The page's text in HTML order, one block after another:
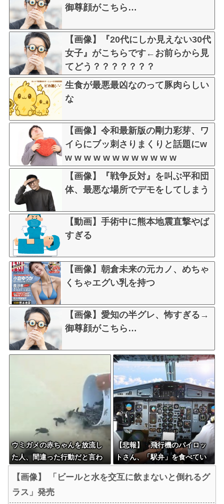
御尊顔がこちら…
【画像】『20代にしか見えない30代
女子』がこちらです←お前らから見
てどう？？？？？？？
生食が最悪最凶なのって豚肉らしい
な
【画像】令和最新版の剛力彩芽、ワ
イらにブッ刺さりまくりと話題にw
w w w w w w w w w w w w
【画像】『戦争反対』を叫ぶ平和団
体、最悪な場所でデモをしてしまう
【動画】手術中に熊本地震直撃やば
すぎる
【画像】朝倉未来の元カノ、めちゃ
くちゃエグい乳を持つ
【画像】愛知の半グレ、怖すぎる→
御尊顔がこちら…
ウミガメの赤ちゃんを放流し
た人、間違った行動だと言わ
【悲報】 飛行機のパイロッ
トさん、「駅弁」を食べてい
【画像】 「ビールと水を交互に飲まないと倒れるグ
ラス」発売